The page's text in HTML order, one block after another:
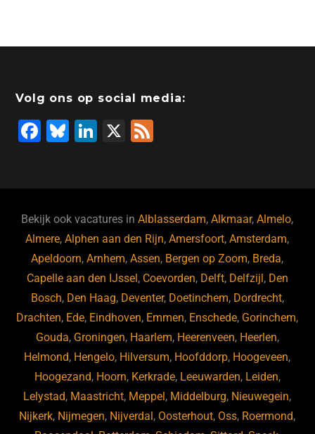
Volg ons op social media:
F
b
o
o
k
Bl
ky
Li
dI
n
X
Bekijk ook vacatures inAlblasserdam,Alkmaar,Almelo,
Almere,Alphen aan den Rijn,Amersfoort,Amsterdam,
Apeldoorn,Arnhem,Assen, Bergen op Zoom, Breda,
Capelle aan den IJssel, Coevorden, Delft, Delfzijl, Den
Bosch, Den Haag, Deventer, Doetinchem, Dordrecht,
Drachten, Ede, Eindhoven, Emmen, Enschede, Gorinchem,
Gouda, Groningen, Haarlem, Heerenveen, Heerlen,
Helmond, Hengelo, Hilversum, Hoofddorp, Hoogeveen,
Hoogezand, Hoorn, Kerkrade, Leeuwarden, Leiden,
Lelystad, Maastricht, Meppel, Middelburg, Nieuwegein,
Nijkerk, Nijmegen, Nijverdal, Oosterhout, Oss, Roermond,